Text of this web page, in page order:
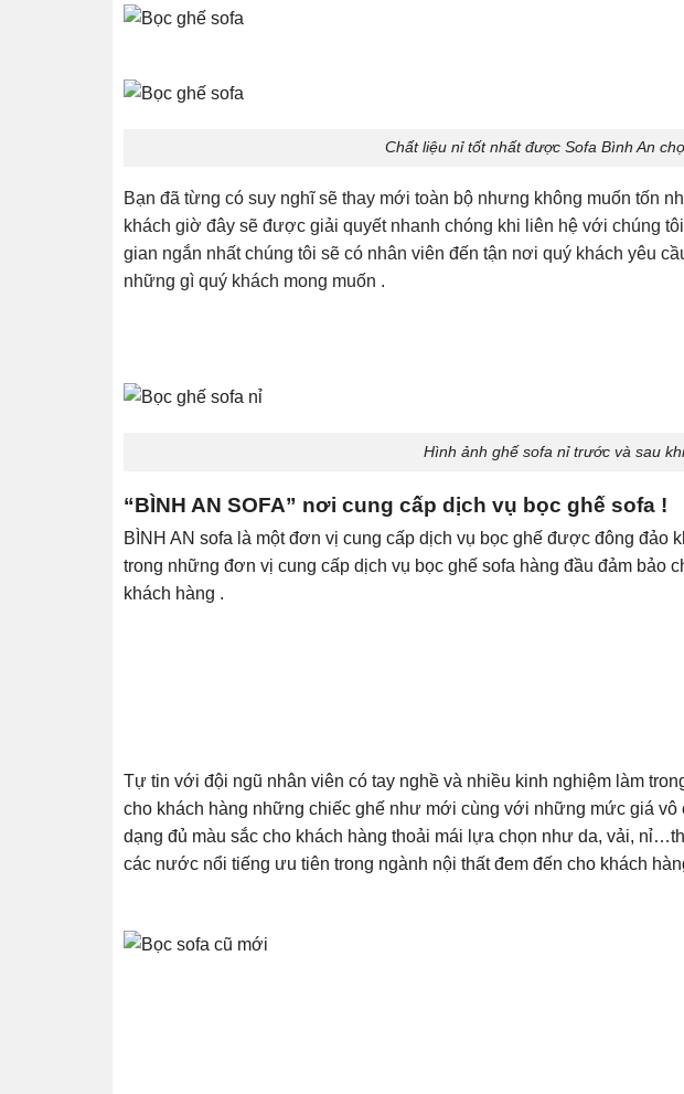
Chất liệu nỉ tốt nhất được Sofa Bình An
Bạn đã từng có suy nghĩ sẽ thay mới toàn bộ nhưng không muốn tốn
khách giờ đây sẽ được giải quyết nhanh chóng khi liên hệ với chúng
gian ngắn nhất chúng tôi sẽ có nhân viên đến tận nơi quý khách yêu
những gì quý khách mong muốn .
Hình ảnh ghế sofa nỉ trước và sau
“BÌNH AN SOFA” nơi cung cấp dịch vụ bọc ghế sofa !
BÌNH AN sofa là một đơn vị cung cấp dịch vụ bọc ghế được đông đảo
trong những đơn vị cung cấp dịch vụ bọc ghế sofa hàng đầu đảm bảo
khách hàng .
Tự tin với đội ngũ nhân viên có tay nghề và nhiều kinh nghiệm làm
cho khách hàng những chiếc ghế như mới cùng với những mức giá vô
dạng đủ màu sắc cho khách hàng thoải mái lựa chọn như da, vải,
các nước nổi tiếng ưu tiên trong ngành nội thất đem đến cho khách